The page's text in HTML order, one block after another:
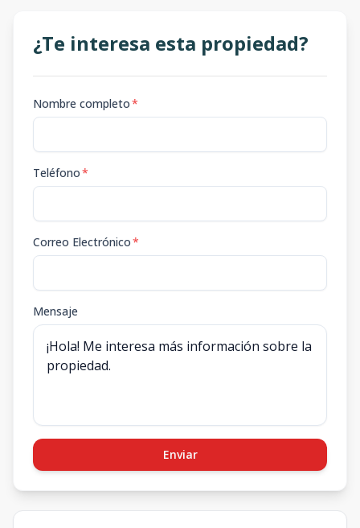
¿Te interesa esta propiedad?
Nombre completo*
Teléfono*
Correo Electrónico*
Mensaje
Enviar